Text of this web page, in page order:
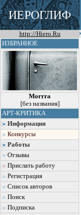
ИЕРОГЛИФ
http://Hiero.Ru
ИЗБРАННОЕ
Morrra
[без названия]
АРТ-КРИТИКА
Информация
Конкурсы
Работы
Отзывы
Прислать работу
Регистрация
Список авторов
Поиск
Подписка